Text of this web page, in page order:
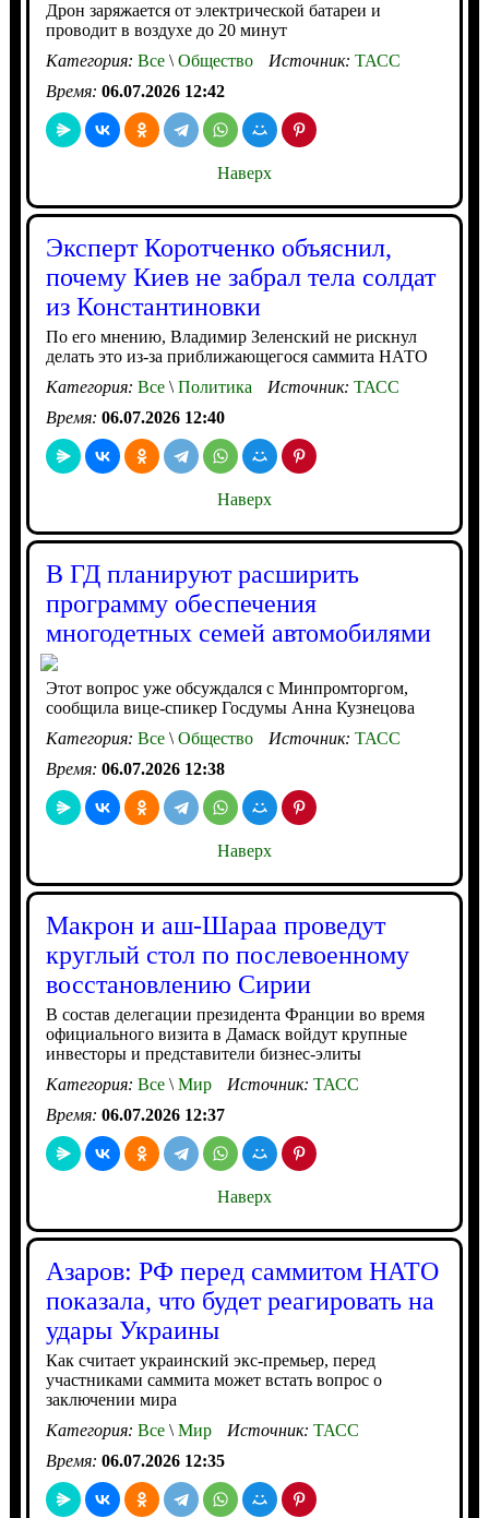
Дрон заряжается от электрической батареи и
проводит в воздухе до 20 минут
Категория: Все\Общество Источник: ТАСС
Время: 06.07.2026 12:42
Наверх
Эксперт Коротченко объяснил,
почему Киев не забрал тела солдат
из Константиновки
По его мнению, Владимир Зеленский не рискнул
делать это из-за приближающегося саммита НАТО
Категория: Все\Политика Источник: ТАСС
Время: 06.07.2026 12:40
Наверх
В ГД планируют расширить
программу обеспечения
многодетных семей автомобилями
Этот вопрос уже обсуждался с Минпромторгом,
сообщила вице-спикер Госдумы Анна Кузнецова
Категория: Все\Общество Источник: ТАСС
Время: 06.07.2026 12:38
Наверх
Макрон и аш-Шараа проведут
круглый стол по послевоенному
восстановлению Сирии
В состав делегации президента Франции во время
официального визита в Дамаск войдут крупные
инвесторы и представители бизнес-элиты
Категория: Все\Мир Источник: ТАСС
Время: 06.07.2026 12:37
Наверх
Азаров: РФ перед саммитом НАТО
показала, что будет реагировать на
удары Украины
Как считает украинский экс-премьер, перед
участниками саммита может встать вопрос о
заключении мира
Категория: Все\Мир Источник: ТАСС
Время: 06.07.2026 12:35